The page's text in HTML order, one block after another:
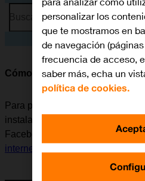
Busca por problema o tema
Cómo instalar Facebook
Para poder utilizar Facebook
instalar esta aplicación en el
Facebook Messenger, es
internet
personalizar los
que te mostramos en
de navegación
frecuencia de acceso,
saber más, echa un
política de cookies.